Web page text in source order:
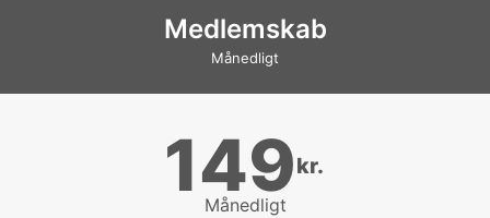
Medlemskab
Månedligt
149kr.
Månedligt